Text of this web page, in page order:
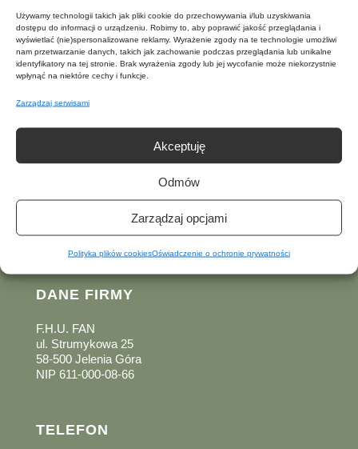
Używamy technologii takich jak pliki cookie do przechowywania i/lub uzyskiwania
dostępu do informacji o urządzeniu. Robimy to, aby poprawić jakość przeglądania i
wyświetlać (nie)spersonalizowane reklamy. Wyrażenie zgody na te technologie umożliwi
nam przetwarzanie danych, takich jak zachowanie podczas przeglądania lub unikalne
identyfikatory na tej stronie. Brak wyrażenia zgody lub jej wycofanie może niekorzystnie
wpłynąć na niektóre cechy i funkcje.
Zarządzaj serwisami
Akceptuję
Odmów
Zarządzaj opcjami
Polityka plików cookiesOświadczenie o ochronie prywatności
Co robić w przypadku kradzieży
roweru?
BAZA ENDURO BIKE
(Hotel Konradówka)
zobacz na Google Maps
DANE FIRMY
F.H.U. FAN
ul. Strumykowa 25
58-500 Jelenia Góra
NIP 611-000-08-66
TELEFON